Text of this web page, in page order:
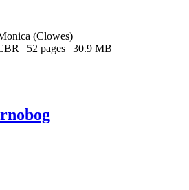
(Clowes)
| 52 pages | 30.9 MB